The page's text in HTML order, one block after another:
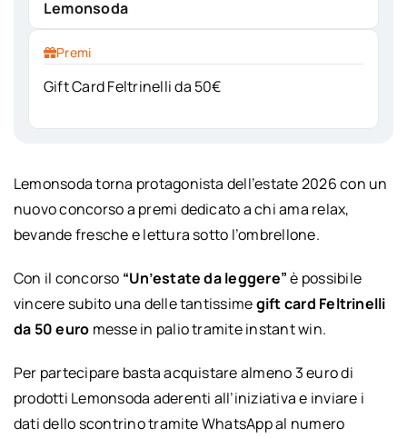
Lemonsoda
Premi
Gift Card Feltrinelli da 50€
Lemonsoda torna protagonista dell’estate 2026 con un
nuovo concorso a premi dedicato a chi ama relax,
bevande fresche e lettura sotto l’ombrellone.
Con il concorso “Un’estate da leggere”è possibile
vincere subito una delle tantissimegift card Feltrinelli
da 50 euro messe in palio tramite instant win.
Per partecipare basta acquistare almeno 3 euro di
prodotti Lemonsoda aderenti all’iniziativa e inviare i
dati dello scontrino tramite WhatsApp al numero